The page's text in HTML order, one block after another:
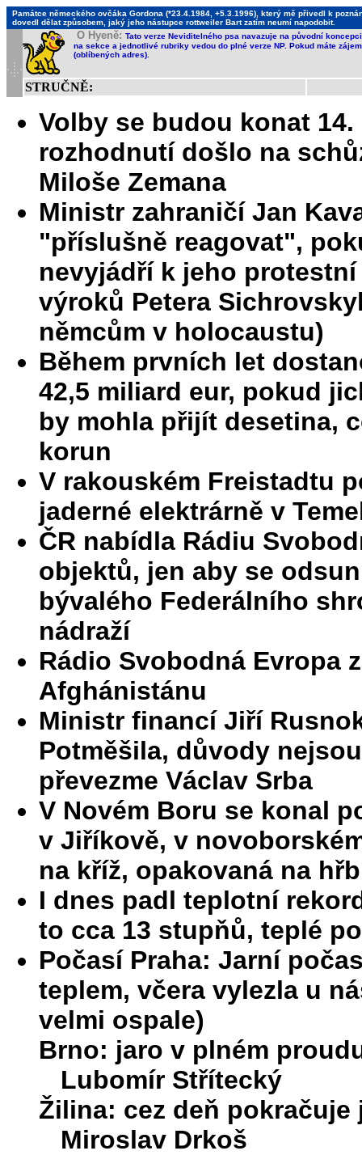
Památce německého ovčáka Gordona (*23.4.1984, +5.3.1996), který mě přivedl k
dovedl dělat způsobem, jaký jeho nástupce rottweiler Bart zatím neumí napodobit.
O Hyeně: Tato verze Neviditelného psa navazuje na původní
na sekce a jednotlivé rubriky vedou do plné verze NP. Pokud máte
(oblíbených adres).
STRUČNĚ:
Volby se budou konat 14.
rozhodnutí došlo na
Miloše Zemana
Ministr zahraničí Jan
"příslušně reagovat",
nevyjádří k jeho
výroků Petera
němcům v holocaustu)
Během prvních let
42,5 miliard eur, pokud
by mohla přijít desetina,
korun
V rakouském Freistadtu
jaderné elektrárně v
ČR nabídla Rádiu
objektů, jen aby se
bývalého Federálního
nádraží
Rádio Svobodná Evropa
Afghánistánu
Ministr financí Jiří
Potměšila, důvody
převezme Václav Srba
V Novém Boru se konal
v Jiříkově, v
na kříž, opakovaná na
I dnes padl teplotní
to cca 13 stupňů, teplé
Počasí Praha: Jarní
teplem, včera vylezla u
velmi ospale)
Brno: jaro v plném
Lubomír Střítecký
Žilina: cez deň
Miroslav Drkoš